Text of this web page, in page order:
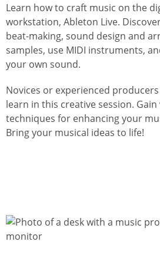
Learn how to craft music on the
workstation, Ableton Live.
beat-making, sound design and
samples, use MIDI instruments,
your own sound.
Novices or experienced
learn in this creative session.
techniques for enhancing your
Bring your musical ideas to life!